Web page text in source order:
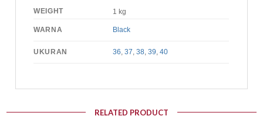
WEIGHT 1 kg
WARNA Black
UKURAN 36 ,37 ,38 ,39 ,40
RELATED PRODUCT